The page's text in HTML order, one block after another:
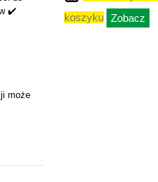
✔️
może
koszyku Zobacz